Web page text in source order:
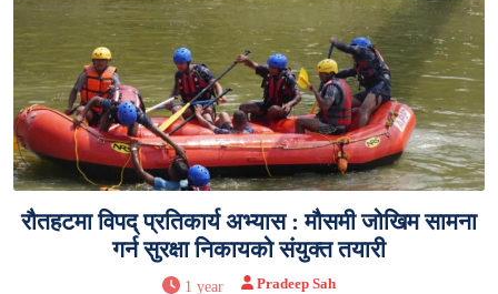
रौतहटमा विपद् प्रतिकार्य अभ्यास : मौसमी जोखिम सामना
गर्न सुरक्षा निकायको संयुक्त तयारी
1 year Pradeep Sah